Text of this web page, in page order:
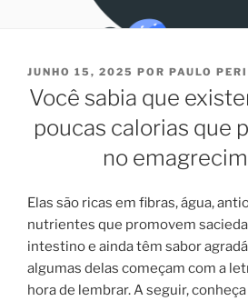
PUBLICADO
EM
JUNHO 15, 2025 POR PAULO
Você sabia que
poucas calorias que
no
Elas são ricas em fibras, água,
nutrientes que promovem
intestino e ainda têm sabor
algumas delas começam com a
hora de lembrar. A seguir,